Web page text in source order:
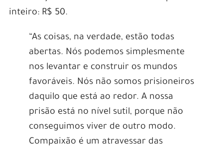
inteiro: R$ 50.
“As coisas, na verdade, estão todas
abertas. Nós podemos simplesmente
nos levantar e construir os mundos
favoráveis. Nós não somos prisioneiros
daquilo que está ao redor. A nossa
prisão está no nível sutil, porque não
conseguimos viver de outro modo.
Compaixão é um atravessar das